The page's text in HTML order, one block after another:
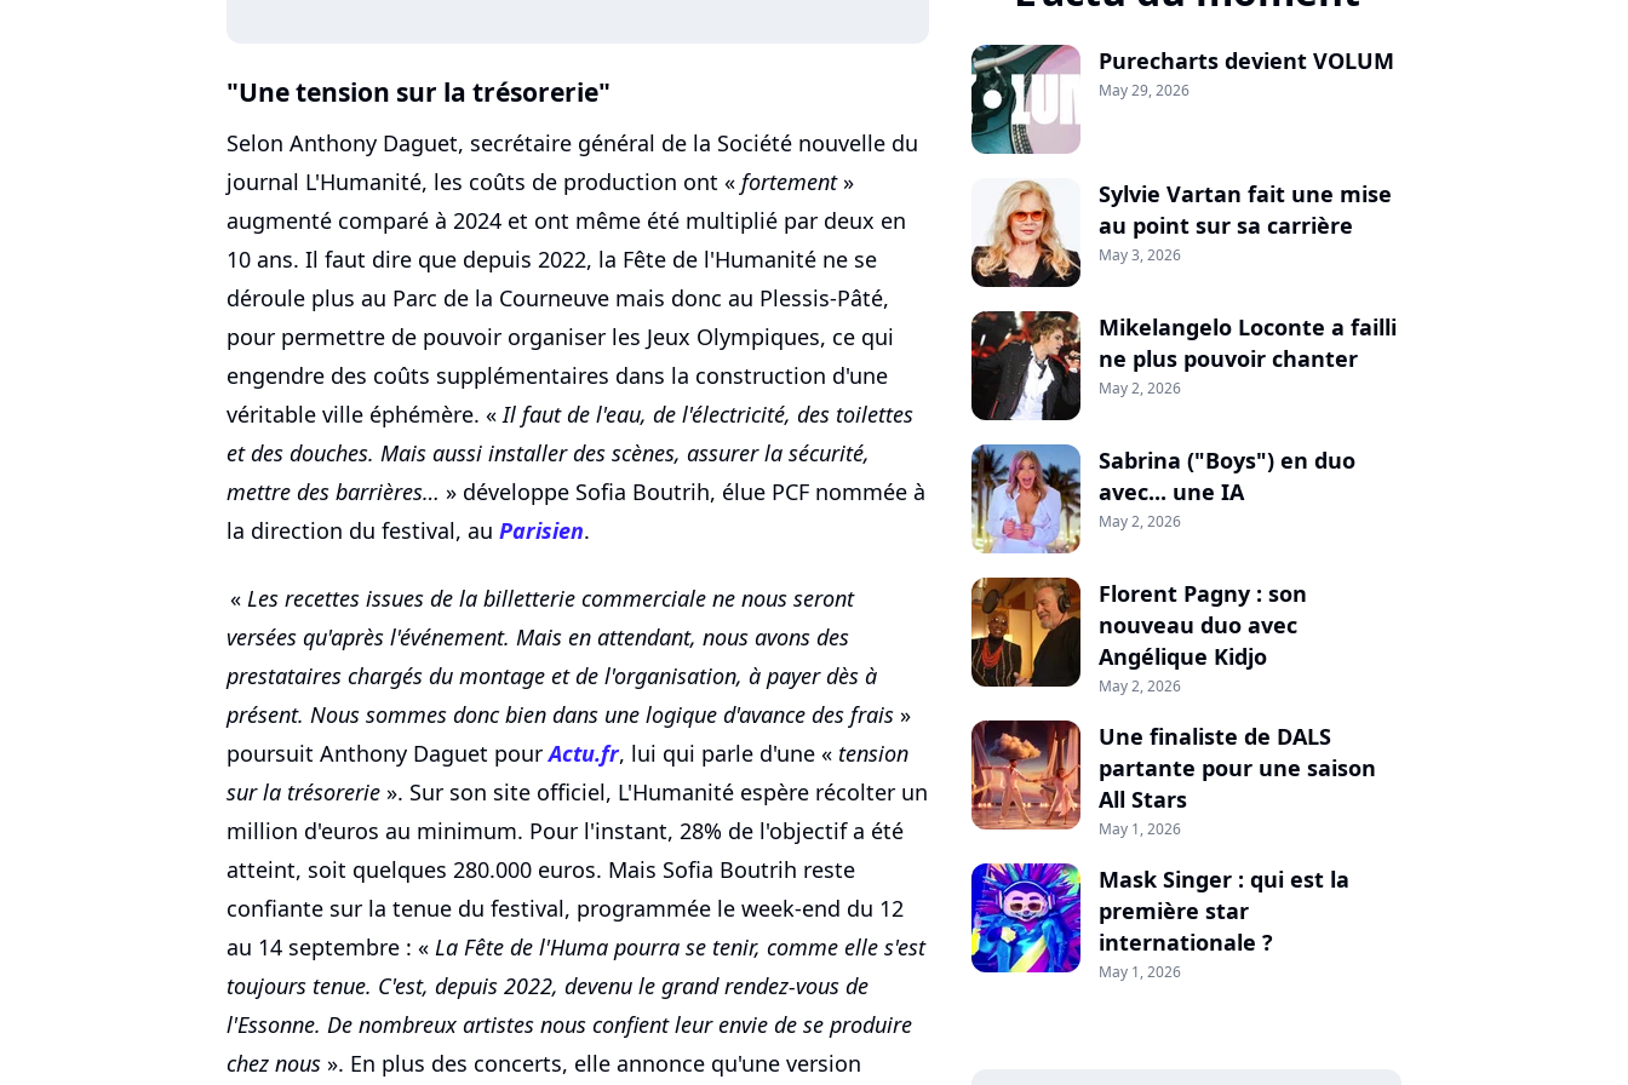
"Une tension sur la trésorerie"
Selon Anthony Daguet, secrétaire général de la Société nouvelle du
journal L'Humanité, les coûts de production ont « fortement»
augmenté comparé à 2024 et ont même été multiplié par deux en
10 ans. Il faut dire que depuis 2022, la Fête de l'Humanité ne se
déroule plus au Parc de la Courneuve mais donc au Plessis-Pâté,
pour permettre de pouvoir organiser les Jeux Olympiques, ce qui
engendre des coûts supplémentaires dans la construction d'une
véritable ville éphémère. « Il faut de l'eau, de l'électricité, des toilettes
et des douches. Mais aussi installer des scènes, assurer la sécurité,
mettre des barrières… » développe Sofia Boutrih, élue PCF nommée à
la direction du festival, au Parisien.
« Les recettes issues de la billetterie commerciale ne nous seront
versées qu'après l'événement. Mais en attendant, nous avons des
prestataires chargés du montage et de l'organisation, à payer dès à
présent. Nous sommes donc bien dans une logique d'avance des frais »
poursuit Anthony Daguet pourActu.fr, lui qui parle d'une « tension
sur la trésorerie ». Sur son site officiel, L'Humanité espère récolter un
million d'euros au minimum. Pour l'instant, 28% de l'objectif a été
atteint, soit quelques 280.000 euros. Mais Sofia Boutrih reste
confiante sur la tenue du festival, programmée le week-end du 12
au 14 septembre : « La Fête de l'Huma pourra se tenir, comme elle s'est
toujours tenue. C'est, depuis 2022, devenu le grand rendez-vous de
l'Essonne. De nombreux artistes nous confient leur envie de se produire
chez nous ». En plus des concerts, elle annonce qu'une version
Purecharts devient VOLUM
May 29, 2026
Sylvie Vartan fait une mise
au point sur sa carrière
May 3, 2026
Mikelangelo Loconte a failli
ne plus pouvoir chanter
May 2, 2026
Sabrina ("Boys") en duo
avec... une IA
May 2, 2026
Florent Pagny : son
nouveau duo avec
Angélique Kidjo
May 2, 2026
Une finaliste de DALS
partante pour une saison
All Stars
May 1, 2026
Mask Singer : qui est la
première star
internationale ?
May 1, 2026